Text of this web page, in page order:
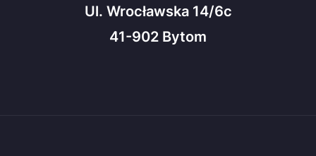
Ul. Wrocławska 14/6c
41-902 Bytom